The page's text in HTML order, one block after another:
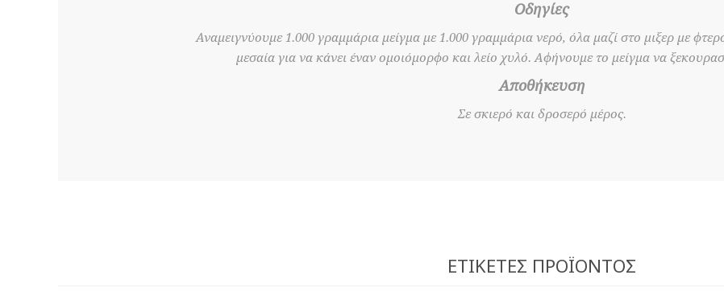
Οδηγίες
Αναμειγνύουμε 1.000 γραμμάρια μείγμα με 1.000 γραμμάρια νερό, όλα μαζί στο μιξερ με
μεσαία για να κάνει έναν ομοιόμορφο και λείο χυλό. Αφήνουμε το μείγμα να
Αποθήκευση
Σε σκιερό και δροσερό μέρος.
ΕΤΙΚΈΤΕΣ ΠΡΟΪΌΝΤΟΣ